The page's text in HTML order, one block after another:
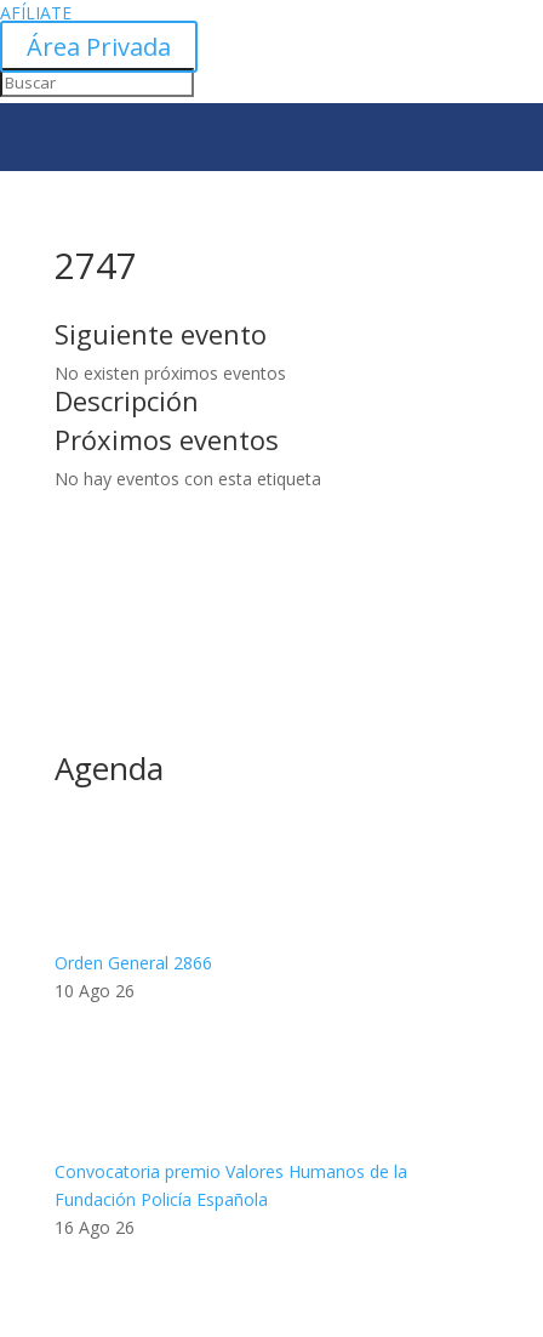
AFÍLIATE
Área Privada
2747
Siguiente evento
No existen próximos eventos
Descripción
Próximos eventos
No hay eventos con esta etiqueta
Agenda
Orden General 2866
10 Ago 26
Convocatoria premio Valores Humanos de la
Fundación Policía Española
16 Ago 26